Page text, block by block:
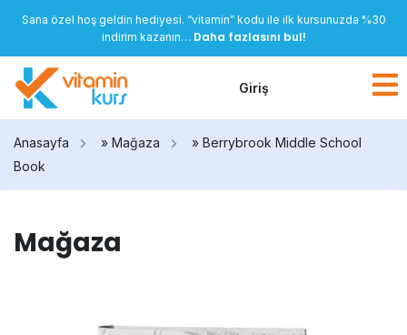
Sana özel hoş geldin hediyesi. “vitamin” kodu ile ilk kursunuzda %30
indirim kazanın… Daha fazlasını bul!
Giriş
Anasayfa » Mağaza » Berrybrook Middle School
Book
Mağaza